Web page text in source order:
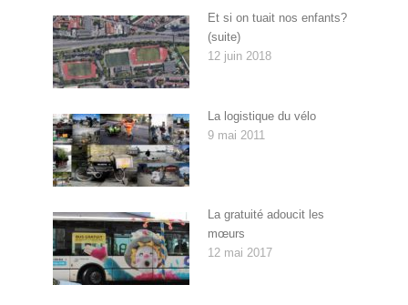
Et si on tuait nos enfants?
(suite)
12 juin 2018
La logistique du vélo
9 mai 2011
La gratuité adoucit les
mœurs
12 mai 2017